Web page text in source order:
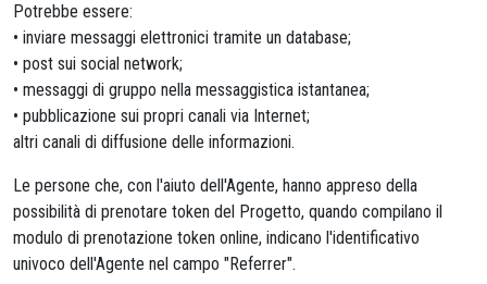
Potrebbe essere:
• inviare messaggi elettronici tramite un database;
• post sui social network;
• messaggi di gruppo nella messaggistica istantanea;
• pubblicazione sui propri canali via Internet;
altri canali di diffusione delle informazioni.
Le persone che, con l'aiuto dell'Agente, hanno appreso della
possibilità di prenotare token del Progetto, quando compilano il
modulo di prenotazione token online, indicano l'identificativo
univoco dell'Agente nel campo "Referrer".